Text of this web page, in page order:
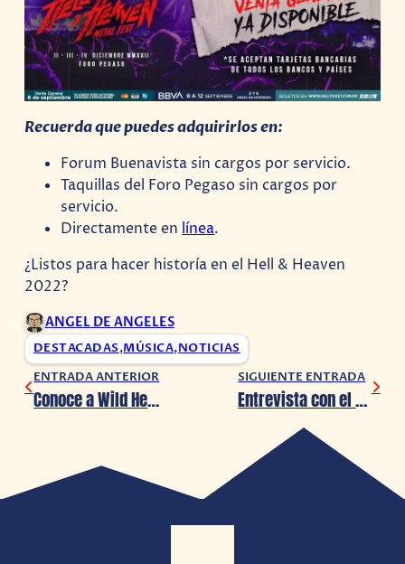
Recuerda que puedes adquirirlos en:
Forum Buenavista sin cargos por servicio.
Taquillas del Foro Pegaso sin cargos por
servicio.
Directamente en línea.
¿Listos para hacer historía en el Hell & Heaven
2022?
ANGEL DE ANGELES
DESTACADAS,MÚSICA,NOTICIAS
ENTRADA ANTERIOR
Conoce a Wild Hearts, la respuesta de EA y Koei Tecmo a Monster Hunter
SIGUIENTE ENTRADA
Entrevista con el Vampiro confirma su Temporada 2 antes de su estreno